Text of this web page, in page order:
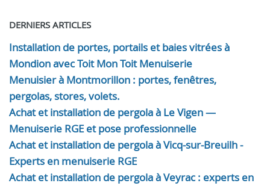
DERNIERS ARTICLES
Installation de portes, portails et baies vitrées à
Mondion avec Toit Mon Toit Menuiserie
Menuisier à Montmorillon : portes, fenêtres,
pergolas, stores, volets.
Achat et installation de pergola à Le Vigen —
Menuiserie RGE et pose professionnelle
Achat et installation de pergola à Vicq-sur-Breuilh -
Experts en menuiserie RGE
Achat et installation de pergola à Veyrac : experts en